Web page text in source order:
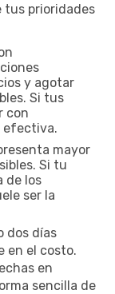
tus prioridades
y agotar
Si tus
con
efectiva.
mayor
Si tu
de los
ser la
dos días
en el costo.
en
sencilla de